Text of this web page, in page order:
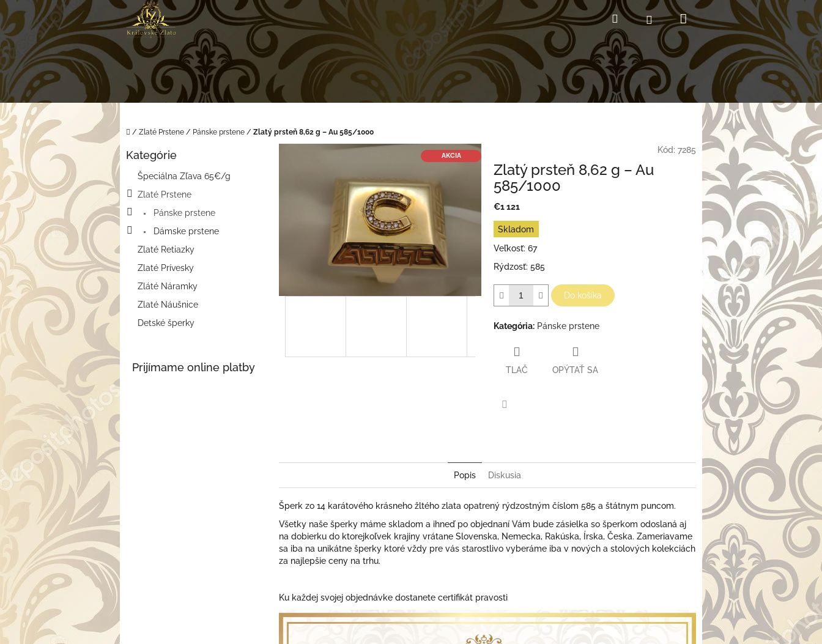
Prejsť
na
obsah
HľadaťPrihlásenieNákupný
košík
Domov
/ Zlaté Prstene / Pánske prstene / Zlatý prsteň 8,62 g – Au 585/1000
B
o
p
a
e
l
Preskočiť
Kategórie
Špeciálna Zľava 65€/g
Zlaté Prstene
Pánske prstene
Dámske prstene
Zlaté Retiazky
Zlaté Prívesky
Zláté Náramky
Zlaté Náušnice
Detské šperky
Prijímame online platby
AKCIA
Kód: 7285
Zlatý prsteň 8,62 g – Au
585/1000
€1 121
Jednotková
cena:
Skladom
Veľkosť: 67
Rýdzosť: 585
Do košíka
Kategória: Pánske prstene
TLAČ OPÝTAŤ SA
Popis Diskusia
Šperk zo 14 karátového krásneho žltého zlata opatrený rýdzostným číslom 585 a štátnym puncom.
Všetky naše šperky máme skladom a ihneď po objednaní Vám bude zásielka so šperkom odoslaná aj
na dobierku do ktorejkoľvek krajiny vrátane Slovenska, Nemecka, Rakúska, Írska, Česka. Zameriavame
sa iba na unikátne šperky ktoré vždy pre vás starostlivo vyberáme iba v nových a stolových kolekciách
za najlepšie ceny na trhu.
Ku každej svojej objednávke dostanete certifikát pravosti